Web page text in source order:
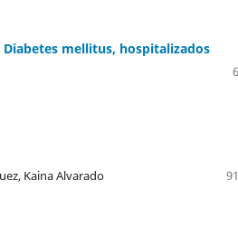
mellitus, hospitalizados
Kaina Alvarado